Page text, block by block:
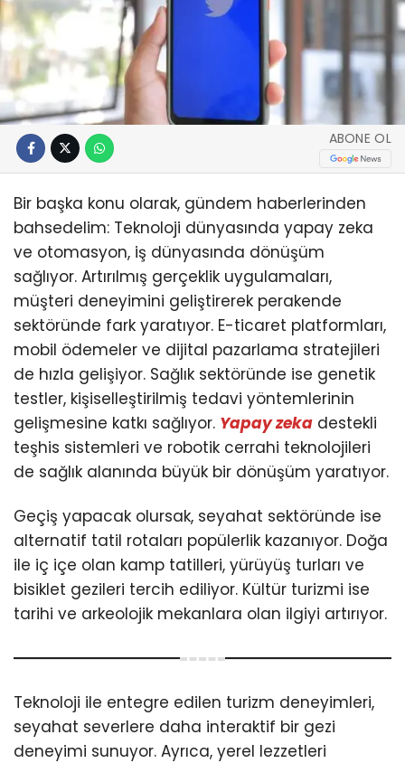
ABONE OL
Bir başka konu olarak, gündem haberlerinden
bahsedelim: Teknoloji dünyasında yapay zeka
ve otomasyon, iş dünyasında dönüşüm
sağlıyor. Artırılmış gerçeklik uygulamaları,
müşteri deneyimini geliştirerek perakende
sektöründe fark yaratıyor. E-ticaret platformları,
mobil ödemeler ve dijital pazarlama stratejileri
de hızla gelişiyor. Sağlık sektöründe ise genetik
testler, kişiselleştirilmiş tedavi yöntemlerinin
gelişmesine katkı sağlıyor. Yapay zeka destekli
teşhis sistemleri ve robotik cerrahi teknolojileri
de sağlık alanında büyük bir dönüşüm yaratıyor.
Geçiş yapacak olursak, seyahat sektöründe ise
alternatif tatil rotaları popülerlik kazanıyor. Doğa
ile iç içe olan kamp tatilleri, yürüyüş turları ve
bisiklet gezileri tercih ediliyor. Kültür turizmi ise
tarihi ve arkeolojik mekanlara olan ilgiyi artırıyor.
Teknoloji ile entegre edilen turizm deneyimleri,
seyahat severlere daha interaktif bir gezi
deneyimi sunuyor. Ayrıca, yerel lezzetleri